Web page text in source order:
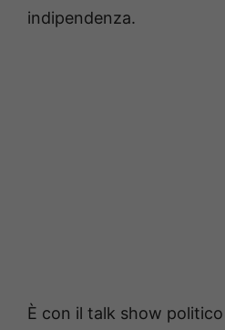
indipendenza.
È con il talk show